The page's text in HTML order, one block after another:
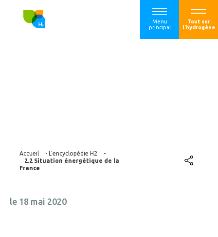
Menu
principal
Tout sur
l'hydrogène
Accueil - L’encyclopédie H2
-
2.2 Situation énergétique de la
France
le 18 mai 2020